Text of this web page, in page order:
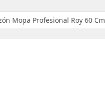
Mopa Profesional Roy 60 Cm